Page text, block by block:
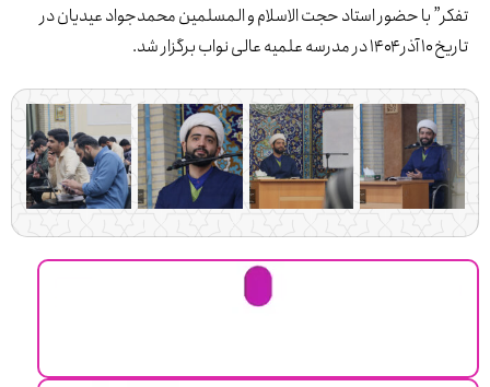
با حضور استاد حجت الاسلام و المسلمین محمدجواد عیدیان در